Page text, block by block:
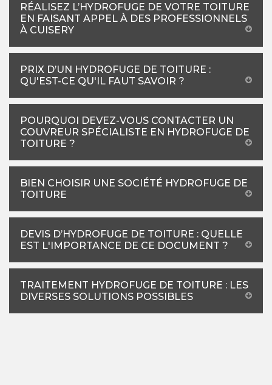
RÉALISEZ L’HYDROFUGE DE VOTRE TOITURE
EN FAISANT APPEL À DES PROFESSIONNELS
À CUISERY
PRIX D’UN HYDROFUGE DE TOITURE :
QU'EST-CE QU'IL FAUT SAVOIR ?
POURQUOI DEVEZ-VOUS CONTACTER UN
COUVREUR SPÉCIALISTE EN HYDROFUGE DE
TOITURE ?
BIEN CHOISIR UNE SOCIÉTÉ HYDROFUGE DE
TOITURE
DEVIS D’HYDROFUGE DE TOITURE : QUELLE
EST L'IMPORTANCE DE CE DOCUMENT ?
TRAITEMENT HYDROFUGE DE TOITURE : LES
DIVERSES SOLUTIONS POSSIBLES